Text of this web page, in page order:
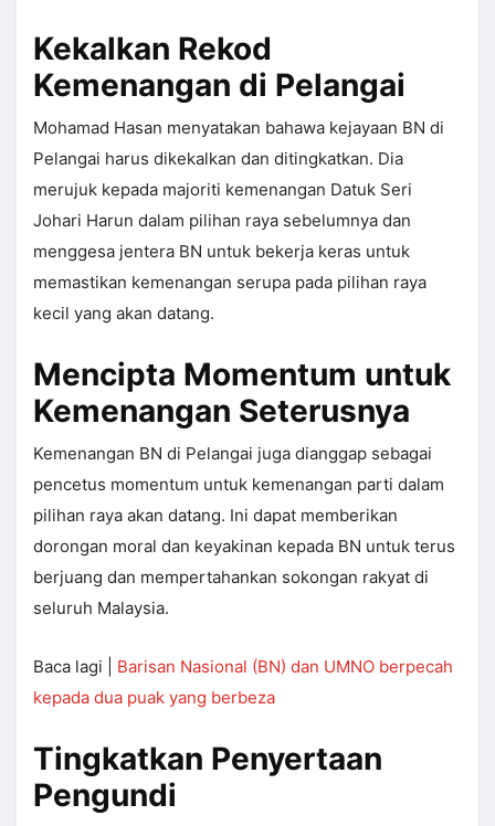
Kekalkan Rekod
Kemenangan di Pelangai
Mohamad Hasan menyatakan bahawa kejayaan BN di
Pelangai harus dikekalkan dan ditingkatkan. Dia
merujuk kepada majoriti kemenangan Datuk Seri
Johari Harun dalam pilihan raya sebelumnya dan
menggesa jentera BN untuk bekerja keras untuk
memastikan kemenangan serupa pada pilihan raya
kecil yang akan datang.
Mencipta Momentum untuk
Kemenangan Seterusnya
Kemenangan BN di Pelangai juga dianggap sebagai
pencetus momentum untuk kemenangan parti dalam
pilihan raya akan datang. Ini dapat memberikan
dorongan moral dan keyakinan kepada BN untuk terus
berjuang dan mempertahankan sokongan rakyat di
seluruh Malaysia.
Baca lagi | Barisan Nasional (BN) dan UMNO berpecah
kepada dua puak yang berbeza
Tingkatkan Penyertaan
Pengundi